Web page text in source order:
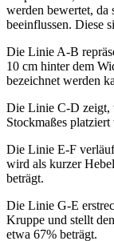
werden bewertet, da
beeinflussen. Diese
Die Linie A-B
10 cm hinter dem
bezeichnet werden
Die Linie C-D zeigt,
Stockmaßes
Die Linie E-F
wird als kurzer
beträgt.
Die Linie G-E
Kruppe und stellt
etwa 67% beträgt.